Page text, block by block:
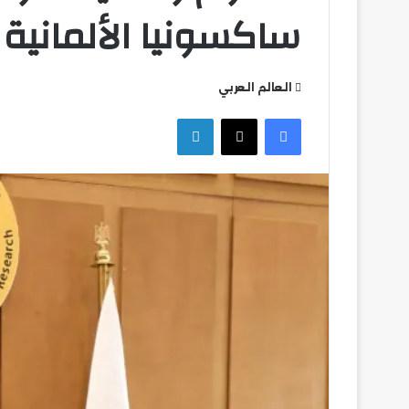
ساكسونيا الألمانية
العالم العربي
فيسبوك
‫X لينكدإن
التعليم
الوهمية
التعليم العالي
للكيانات الوهمية